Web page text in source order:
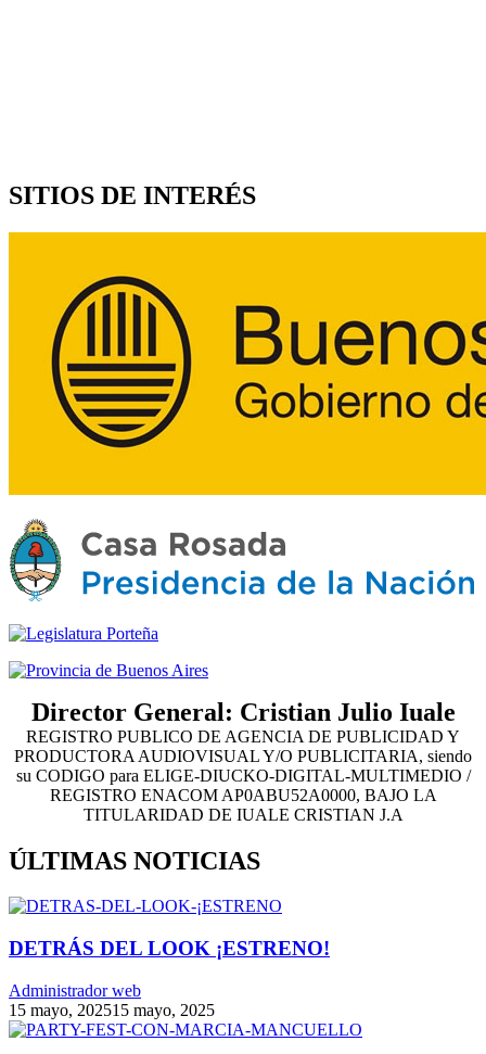
SITIOS DE INTERÉS
Director General: Cristian Julio Iuale
REGISTRO PUBLICO DE AGENCIA DE PUBLICIDAD Y
PRODUCTORA AUDIOVISUAL Y/O PUBLICITARIA, siendo
su CODIGO para ELIGE-DIUCKO-DIGITAL-MULTIMEDIO /
REGISTRO ENACOM AP0ABU52A0000, BAJO LA
TITULARIDAD DE IUALE CRISTIAN J.A
ÚLTIMAS NOTICIAS
DETRÁS DEL LOOK ¡ESTRENO!
Administrador web
15 mayo, 202515 mayo, 2025